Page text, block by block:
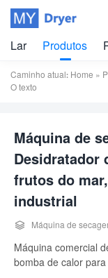
Lar Produtos
Caminho atual: Home »
O texto
Máquina de
Desidratador
frutos do
industrial
 Máquina de
Máquina comercial
bomba de calor